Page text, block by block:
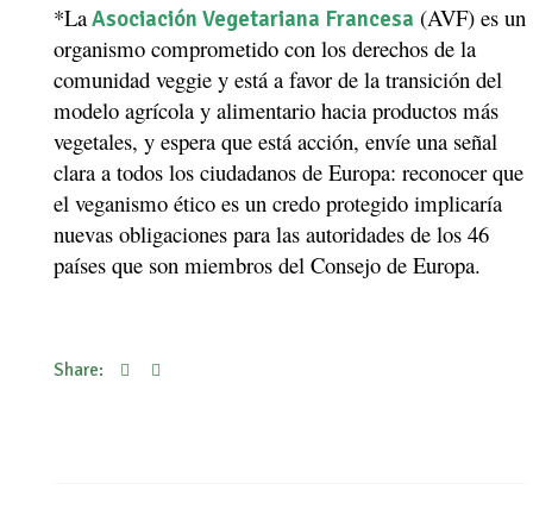
*LaAsociación Vegetariana Francesa (AVF) es un
organismo comprometido con los derechos de la
comunidad veggie y está a favor de la transición del
modelo agrícola y alimentario hacia productos más
vegetales, y espera que está acción, envíe una señal
clara a todos los ciudadanos de Europa: reconocer que
el veganismo ético es un credo protegido implicaría
nuevas obligaciones para las autoridades de los 46
países que son miembros del Consejo de Europa.
Share: